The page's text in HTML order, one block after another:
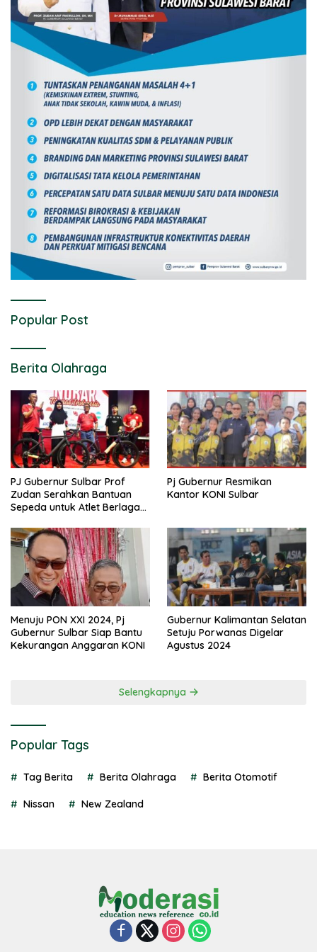
Popular Post
Berita Olahraga
PJ Gubernur Sulbar Prof
Zudan Serahkan Bantuan
Sepeda untuk Atlet Berlaga
Pj Gubernur Resmikan
Kantor KONI Sulbar
Menuju PON XXI 2024, Pj
Gubernur Sulbar Siap Bantu
Kekurangan Anggaran KONI
Gubernur Kalimantan Selatan
Setuju Porwanas Digelar
Agustus 2024
Selengkapnya
Popular Tags
Tag Berita Berita Olahraga Berita Otomotif
Nissan New Zealand